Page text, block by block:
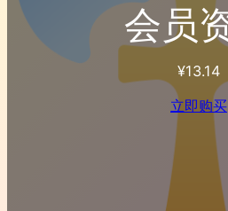
会员
¥13.14
立即购买